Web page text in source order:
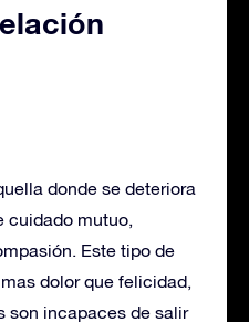
donde se deteriora
cuidado mutuo,
Este tipo de
dolor que felicidad,
son incapaces de salir